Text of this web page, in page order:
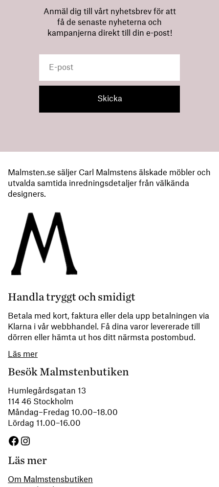
Anmäl dig till vårt nyhetsbrev för att
få de senaste nyheterna och
kampanjerna direkt till din e-post!
Malmsten.se säljer Carl Malmstens älskade möbler och
utvalda samtida inredningsdetaljer från välkända
designers.
Handla tryggt och smidigt
Betala med kort, faktura eller dela upp betalningen via
Klarna i vår webbhandel. Få dina varor levererade till
dörren eller hämta ut hos ditt närmsta postombud.
Läs mer
Besök Malmstenbutiken
Humlegårdsgatan 13
114 46 Stockholm
Måndag–Fredag 10.00–18.00
Lördag 11.00–16.00
Facebook
Instagram
Läs mer
Om Malmstensbutiken